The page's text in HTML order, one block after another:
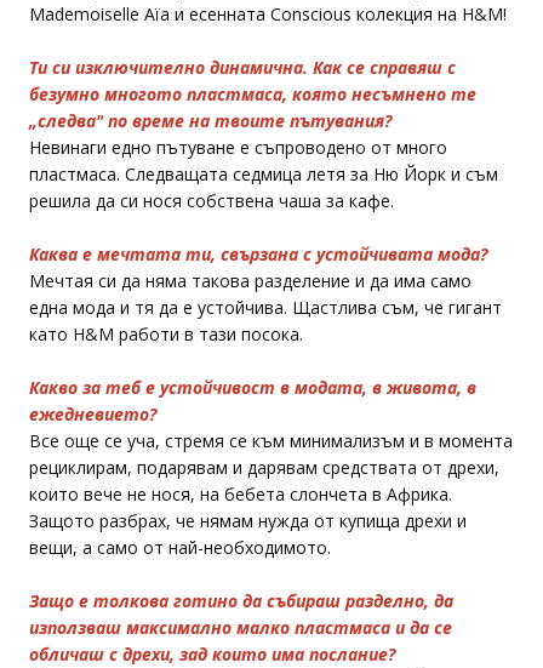
Mademoiselle Aïa и есенната Conscious колекция на H&M!
Ти си изключително динамична. Как се справяш с
безумно многото пластмаса, която несъмнено те
„следва" по време на твоите пътувания?
Невинаги едно пътуване е съпроводено от много
пластмаса. Следващата седмица летя за Ню Йорк и съм
решила да си нося собствена чаша за кафе.
Каква е мечтата ти, свързана с устойчивата мода?
Мечтая си да няма такова разделение и да има само
една мода и тя да е устойчива. Щастлива съм, че гигант
като H&M работи в тази посока.
Какво за теб е устойчивост в модата, в живота, в
ежедневието?
Все още се уча, стремя се към минимализъм и в момента
рециклирам, подарявам и дарявам средствата от дрехи,
които вече не нося, на бебета слончета в Африка.
Защото разбрах, че нямам нужда от купища дрехи и
вещи, а само от най-необходимото.
Защо е толкова готино да събираш разделно, да
използваш максимално малко пластмаса и да се
обличаш с дрехи, зад които има послание?